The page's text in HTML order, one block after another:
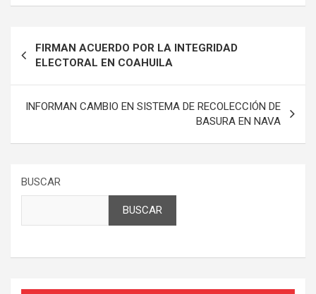
de
entradas
FIRMAN ACUERDO POR LA INTEGRIDAD
ELECTORAL EN COAHUILA
INFORMAN CAMBIO EN SISTEMA DE RECOLECCIÓN DE
BASURA EN NAVA
BUSCAR
BUSCAR